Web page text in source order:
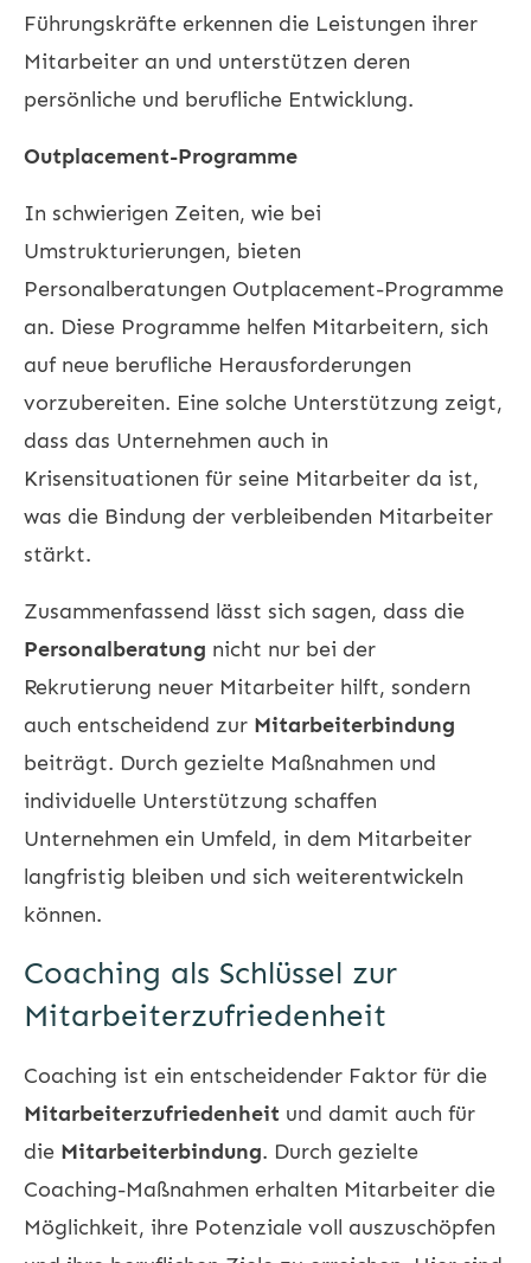
Führungskräfte erkennen die Leistungen ihrer
Mitarbeiter an und unterstützen deren
persönliche und berufliche Entwicklung.
Outplacement-Programme
In schwierigen Zeiten, wie bei
Umstrukturierungen, bieten
Personalberatungen Outplacement-Programme
an. Diese Programme helfen Mitarbeitern, sich
auf neue berufliche Herausforderungen
vorzubereiten. Eine solche Unterstützung zeigt,
dass das Unternehmen auch in
Krisensituationen für seine Mitarbeiter da ist,
was die Bindung der verbleibenden Mitarbeiter
stärkt.
Zusammenfassend lässt sich sagen, dass die
Personalberatung nicht nur bei der
Rekrutierung neuer Mitarbeiter hilft, sondern
auch entscheidend zur Mitarbeiterbindung
beiträgt. Durch gezielte Maßnahmen und
individuelle Unterstützung schaffen
Unternehmen ein Umfeld, in dem Mitarbeiter
langfristig bleiben und sich weiterentwickeln
können.
Coaching als Schlüssel zur
Mitarbeiterzufriedenheit
Coaching ist ein entscheidender Faktor für die
Mitarbeiterzufriedenheit und damit auch für
die Mitarbeiterbindung. Durch gezielte
Coaching-Maßnahmen erhalten Mitarbeiter die
Möglichkeit, ihre Potenziale voll auszuschöpfen